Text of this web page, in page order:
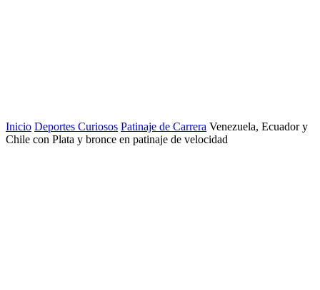
Inicio Deportes Curiosos Patinaje de Carrera Venezuela, Ecuador y
Chile con Plata y bronce en patinaje de velocidad